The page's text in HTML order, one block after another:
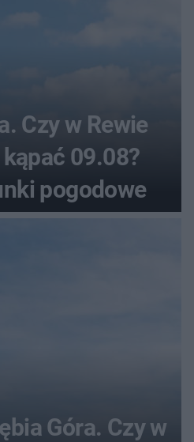
Czy w Rewie
09.08?
pogodowe
Góra. Czy w